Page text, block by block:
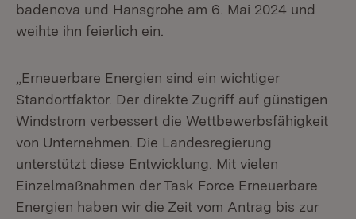
badenova und Hansgrohe am 6. Mai 2024 und
weihte ihn feierlich ein.
„Erneuerbare Energien sind ein wichtiger
Standortfaktor. Der direkte Zugriff auf günstigen
Windstrom verbessert die Wettbewerbsfähigkeit
von Unternehmen. Die Landesregierung
unterstützt diese Entwicklung. Mit vielen
Einzelmaßnahmen der Task Force Erneuerbare
Energien haben wir die Zeit vom Antrag bis zur